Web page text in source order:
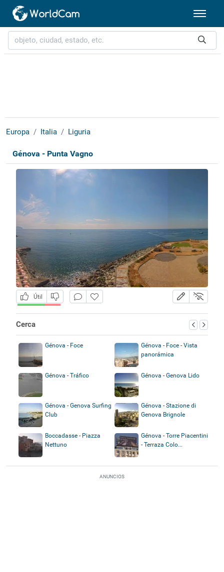
Europa Italia Liguria
Génova - Punta Vagno
Útil
Cerca
Génova - Foce
Génova - Foce - Vista
panorámica
Génova - Tráfico Génova - Genova Lido
Génova - Genova Surfing
Club
Génova - Stazione di
Genova Brignole
Boccadasse - Piazza
Nettuno
Génova - Torre Piacentini
- Terraza Colo...
ANUNCIOS